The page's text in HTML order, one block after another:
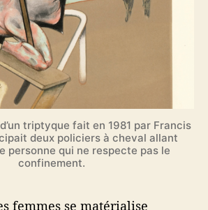
triptyque fait en 1981 par Francis
deux policiers à cheval allant
personne qui ne respecte pas le
confinement.
femmes se matérialise